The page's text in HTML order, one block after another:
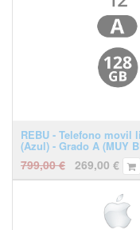
REBU - Telefono movil
(Azul) - Grado A (MUY
799,00€ 269,00 €